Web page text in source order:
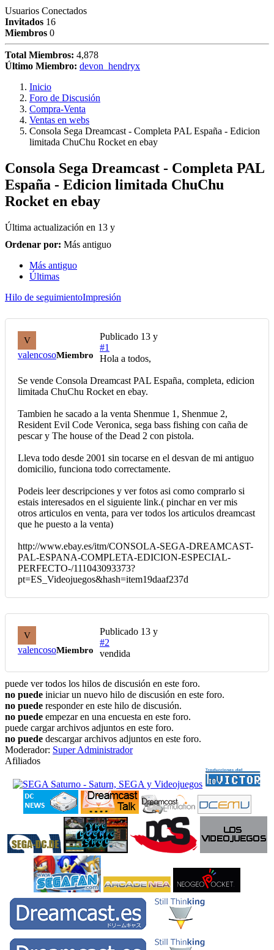
Usuarios Conectados
Invitados 16
Miembros 0
Total Miembros: 4,878
Último Miembro: devon_hendryx
Inicio
Foro de Discusión
Compra-Venta
Ventas en webs
Consola Sega Dreamcast - Completa PAL España - Edicion
limitada ChuChu Rocket en ebay
Consola Sega Dreamcast - Completa PAL
España - Edicion limitada ChuChu
Rocket en ebay
Última actualización en 13 y
Ordenar por: Más antiguo
Más antiguo
Últimas
Hilo de seguimientoImpresión
V
valencosoMiembro
Publicado 13 y
#1
Hola a todos,
Se vende Consola Dreamcast PAL España, completa, edicion
limitada ChuChu Rocket en ebay.
Tambien he sacado a la venta Shenmue 1, Shenmue 2,
Resident Evil Code Veronica, sega bass fishing con caña de
pescar y The house of the Dead 2 con pistola.
Lleva todo desde 2001 sin tocarse en el desvan de mi antiguo
domicilio, funciona todo correctamente.
Podeis leer descripciones y ver fotos asi como comprarlo si
estais interesados en el siguiente link.( pinchar en ver mis
otros articulos en venta, para ver todos los articulos dreamcast
que he puesto a la venta)
http://www.ebay.es/itm/CONSOLA-SEGA-DREAMCAST-
PAL-ESPANA-COMPLETA-EDICION-ESPECIAL-
PERFECTO-/111043093373?
pt=ES_Videojuegos&hash=item19daaf237d
V
valencosoMiembro
Publicado 13 y
#2
vendida
puede ver todos los hilos de discusión en este foro.
no puede iniciar un nuevo hilo de discusión en este foro.
no puede responder en este hilo de discusión.
no puede empezar en una encuesta en este foro.
puede cargar archivos adjuntos en este foro.
no puede descargar archivos adjuntos en este foro.
Moderador: Super Administrador
Afiliados